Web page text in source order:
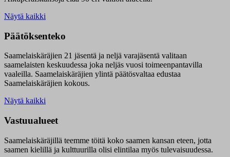
Näytä kaikki
Päätöksenteko
Saamelaiskäräjien 21 jäsentä ja neljä varajäsentä valitaan
saamelaisten keskuudessa joka neljäs vuosi toimeenpantavilla
vaaleilla. Saamelaiskäräjien ylintä päätösvaltaa edustaa
Saamelaiskäräjien kokous.
Näytä kaikki
Vastuualueet
Saamelaiskäräjillä teemme töitä koko saamen kansan eteen, jotta
saamen kielillä ja kulttuurilla olisi elintilaa myös tulevaisuudessa.